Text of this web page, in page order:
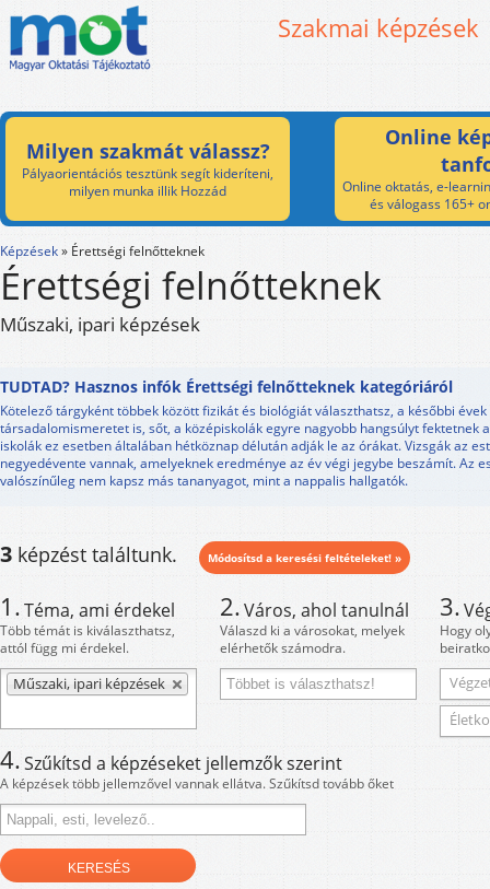
Szakmai képzések
Milyen szakmát válassz?
Pályaorientációs tesztünk segít kideríteni,
milyen munka illik Hozzád
Online
Online oktatás, e-
és válogass 165+
Képzések» Érettségi felnőtteknek
Érettségi felnőtteknek
Műszaki, ipari képzések
TUDTAD? Hasznos infók Érettségi felnőtteknek kategóriáról
Kötelező tárgyként többek között fizikát és biológiát választhatsz, a későbbi
társadalomismeretet is, sőt, a középiskolák egyre nagyobb hangsúlyt fektetnek
iskolák ez esetben általában hétköznap délután adják le az órákat. Vizsgák az
negyedévente vannak, amelyeknek eredménye az év végi jegybe beszámít. Az
valószínűleg nem kapsz más tananyagot, mint a nappalis hallgatók.
3 képzést találtunk. Módosítsd a keresési feltételeket! »
1.Téma, ami érdekel
Több témát is kiválaszthatsz,
attól függ mi érdekel.
Műszaki, ipari képzések
2.Város, ahol tanulnál
Válaszd ki a városokat, melyek
elérhetők számodra.
3.
Hogy
4.Szűkítsd a képzéseket jellemzők szerint
A képzések több jellemzővel vannak ellátva. Szűkítsd tovább őket